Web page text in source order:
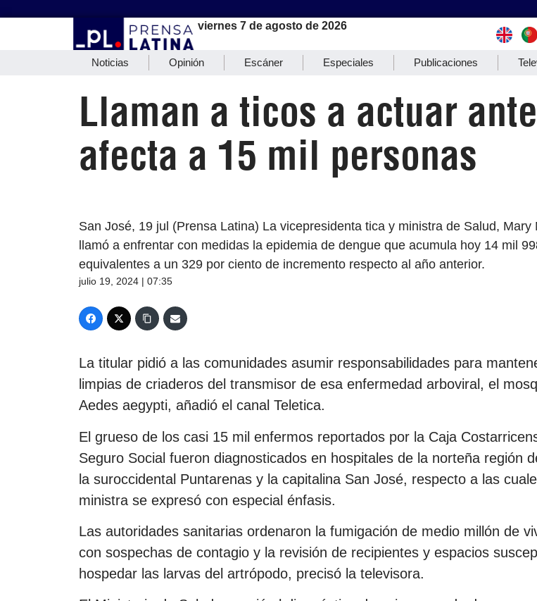
viernes 7 de agosto de 2026
Noticias Opinión Escáner Especiales Publicaciones
Llaman a ticos a actuar
afecta a 15 mil personas
San José, 19 jul (Prensa Latina) La vicepresidenta tica y ministra de Salud, Mary
llamó a enfrentar con medidas la epidemia de dengue que acumula hoy 14 mil
equivalentes a un 329 por ciento de incremento respecto al año anterior.
julio 19, 2024 | 07:35
La titular pidió a las comunidades asumir responsabilidades para
limpias de criaderos del transmisor de esa enfermedad arboviral, el
Aedes aegypti, añadió el canal Teletica.
El grueso de los casi 15 mil enfermos reportados por la Caja
Seguro Social fueron diagnosticados en hospitales de la norteña región
la suroccidental Puntarenas y la capitalina San José, respecto a las
ministra se expresó con especial énfasis.
Las autoridades sanitarias ordenaron la fumigación de medio millón de
con sospechas de contagio y la revisión de recipientes y espacios
hospedar las larvas del artrópodo, precisó la televisora.